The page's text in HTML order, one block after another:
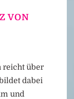
reicht über
dabei
und